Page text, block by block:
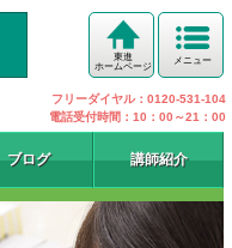
メニュー
東進
ホームページ
フリーダイヤル：0120-531-104
電話受付時間：10：00～21：00
ブログ 講師紹介